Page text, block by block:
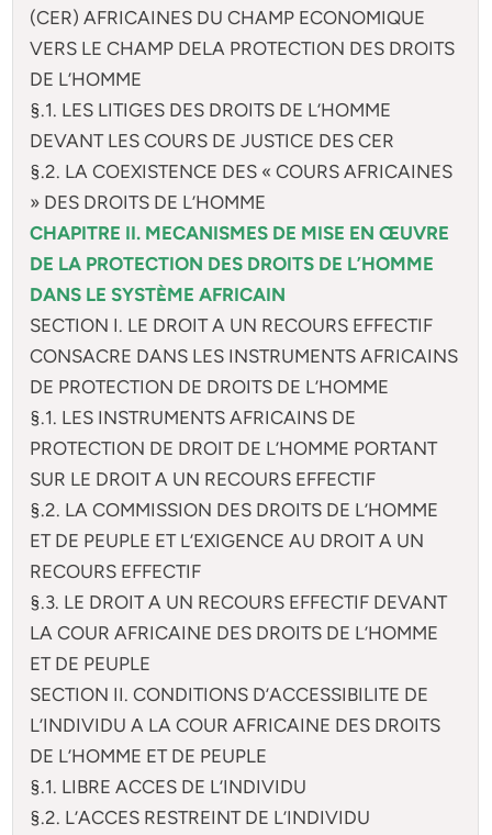
(CER) AFRICAINES DU CHAMP ECONOMIQUE
VERS LE CHAMP DELA PROTECTION DES DROITS
DE L’HOMME
§.1. LES LITIGES DES DROITS DE L’HOMME
DEVANT LES COURS DE JUSTICE DES CER
§.2. LA COEXISTENCE DES « COURS AFRICAINES
» DES DROITS DE L’HOMME
CHAPITRE II. MECANISMES DE MISE EN ŒUVRE
DE LA PROTECTION DES DROITS DE L’HOMME
DANS LE SYSTÈME AFRICAIN
SECTION I. LE DROIT A UN RECOURS EFFECTIF
CONSACRE DANS LES INSTRUMENTS AFRICAINS
DE PROTECTION DE DROITS DE L’HOMME
§.1. LES INSTRUMENTS AFRICAINS DE
PROTECTION DE DROIT DE L’HOMME PORTANT
SUR LE DROIT A UN RECOURS EFFECTIF
§.2. LA COMMISSION DES DROITS DE L’HOMME
ET DE PEUPLE ET L’EXIGENCE AU DROIT A UN
RECOURS EFFECTIF
§.3. LE DROIT A UN RECOURS EFFECTIF DEVANT
LA COUR AFRICAINE DES DROITS DE L’HOMME
ET DE PEUPLE
SECTION II. CONDITIONS D’ACCESSIBILITE DE
L’INDIVIDU A LA COUR AFRICAINE DES DROITS
DE L’HOMME ET DE PEUPLE
§.1. LIBRE ACCES DE L’INDIVIDU
§.2. L’ACCES RESTREINT DE L’INDIVIDU